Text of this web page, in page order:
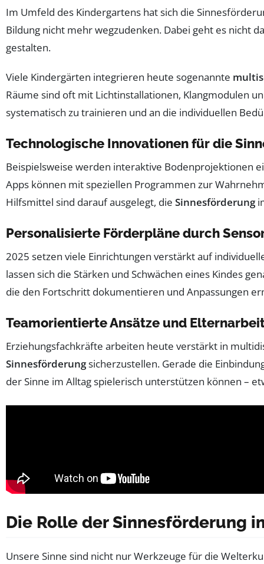
Im Umfeld des Kindergartens hat sich die
Bildung nicht mehr wegzudenken. Dabei geht es nicht
gestalten.
Viele Kindergärten integrieren heute sogenannte
Räume sind oft mit Lichtinstallationen, Klangmodulen
systematisch zu trainieren und an die individuellen
Technologische Innovationen für die
Beispielsweise werden interaktive Bodenprojektionen
Apps können mit speziellen Programmen zur
Hilfsmittel sind darauf ausgelegt, die Sinnesförderung
Personalisierte Förderpläne durch
2025 setzen viele Einrichtungen verstärkt auf
lassen sich die Stärken und Schwächen eines Kindes
die den Fortschritt dokumentieren und Anpassungen
Teamorientierte Ansätze und
Erziehungsfachkräfte arbeiten heute verstärkt in
Sinnesförderungsicherzustellen. Gerade die
der Sinne im Alltag spielerisch unterstützen können –
Die Rolle der Sinnesförderung
Unsere Sinne sind nicht nur Werkzeuge für die